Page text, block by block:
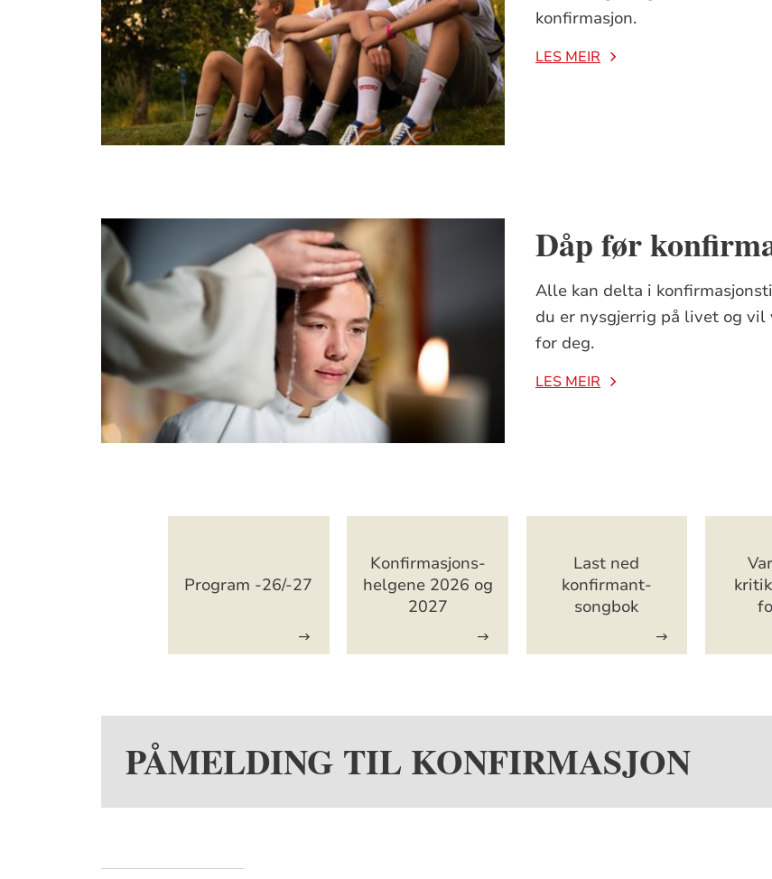
konfirmasjon.
LES MEIR
Dåp før
Alle kan delta i
du er nysgjerrig på livet og vil
for deg.
LES MEIR
Program -26/-27
Konfirmasjons-
helgene 2026 og
2027
Last ned
konfirmant-
songbok
PÅMELDING TIL KONFIRMASJON